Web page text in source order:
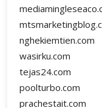
nghekiemtien.com
wasirku.com
tejas24.com
poolturbo.com
prachestait.com